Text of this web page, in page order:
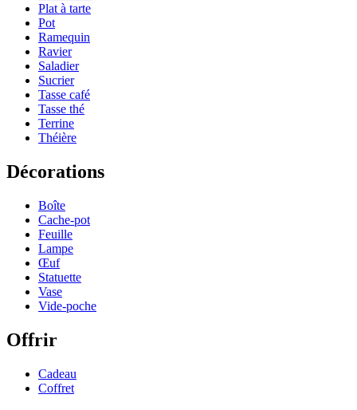
Plat à tarte
Pot
Ramequin
Ravier
Saladier
Sucrier
Tasse café
Tasse thé
Terrine
Théière
Décorations
Boîte
Cache-pot
Feuille
Lampe
Œuf
Statuette
Vase
Vide-poche
Offrir
Cadeau
Coffret